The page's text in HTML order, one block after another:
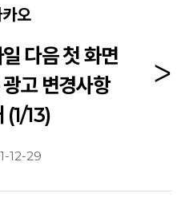
오
다음 첫 화면
고 변경사항
(1/13)
12-29